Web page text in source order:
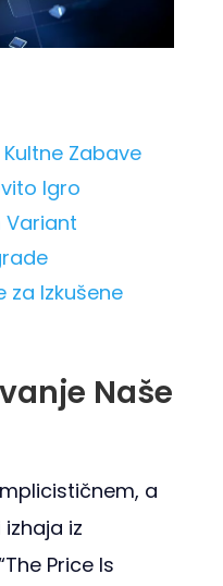
Zabave
Igro
Variant
za Izkušene
Naše
a
iz
Price Is